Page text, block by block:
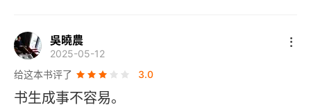
与中国的冷战是可以避免的
中美竞争的逻辑
家施行权力的方式有三种，威胁（大棒，即让他人
付出代价）、收买（胡萝卜，自己付出代价）、欲
求保持一致，从个人角度来看，第三种方式就像是
制造出一个秩序，所有人都愿意遵从这个秩序来，
吳曉農
2025-05-12
给这本书评了
3.0
书生成事不容易。